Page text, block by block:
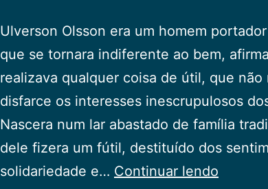
Ulverson Olsson era um homem
que se tornara indiferente ao bem,
realizava qualquer coisa de útil, que não
disfarce os interesses inescrupulosos
Nascera num lar abastado de família
dele fizera um fútil, destituído dos
solidariedade e… Continuar lendo